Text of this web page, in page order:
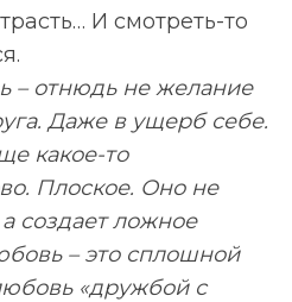
И смотреть-то
– отнюдь не желание
Даже в ущерб себе.
какое-то
Плоское. Оно не
создает ложное
– это сплошной
«дружбой с